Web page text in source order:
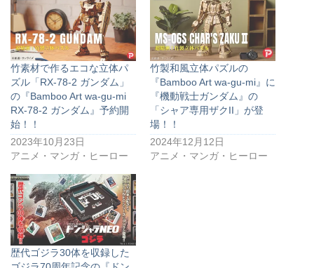
竹素材で作るエコな立体パ
ズル「RX-78-2 ガンダム」
の『Bamboo Art wa-gu-mi
RX-78-2 ガンダム』予約開
始！！
2023年10月23日
アニメ・マンガ・ヒーロー
竹製和風立体パズルの
『Bamboo Art wa-gu-mi』に
『機動戦士ガンダム』の
「シャア専用ザクII」が登
場！！
2024年12月12日
アニメ・マンガ・ヒーロー
歴代ゴジラ30体を収録した